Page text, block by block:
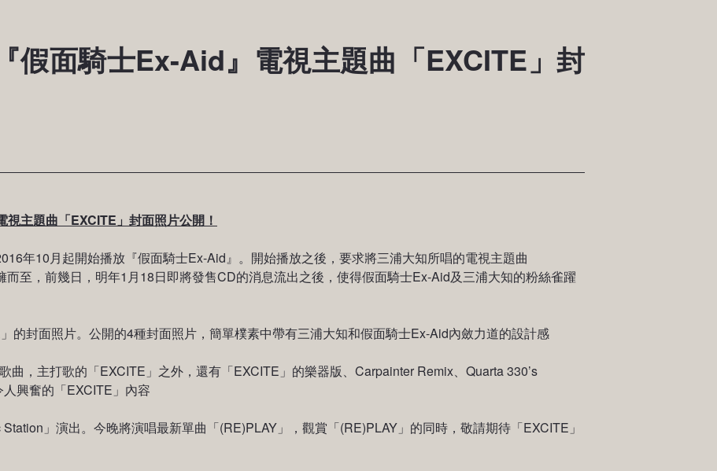
假面騎士Ex-Aid』電視主題曲「EXCITE」封
主題曲「EXCITE」封面照片公開！
年10月起開始播放『假面騎士Ex-Aid』。開始播放之後，要求將三浦大知所唱的電視主題曲
而至，前幾日，明年1月18日即將發售CD的消息流出之後，使得假面騎士Ex-Aid及三浦大知的粉絲雀躍
的封面照片。公開的4種封面照片，簡單樸素中帶有三浦大知和假面騎士Ex-Aid內斂力道的設計感
曲，主打歌的「EXCITE」之外，還有「EXCITE」的樂器版、Carpainter Remix、Quarta 330’s
興奮的「EXCITE」內容
」演出。今晚將演唱最新單曲「(RE)PLAY」，觀賞「(RE)PLAY」的同時，敬請期待「EXCITE」